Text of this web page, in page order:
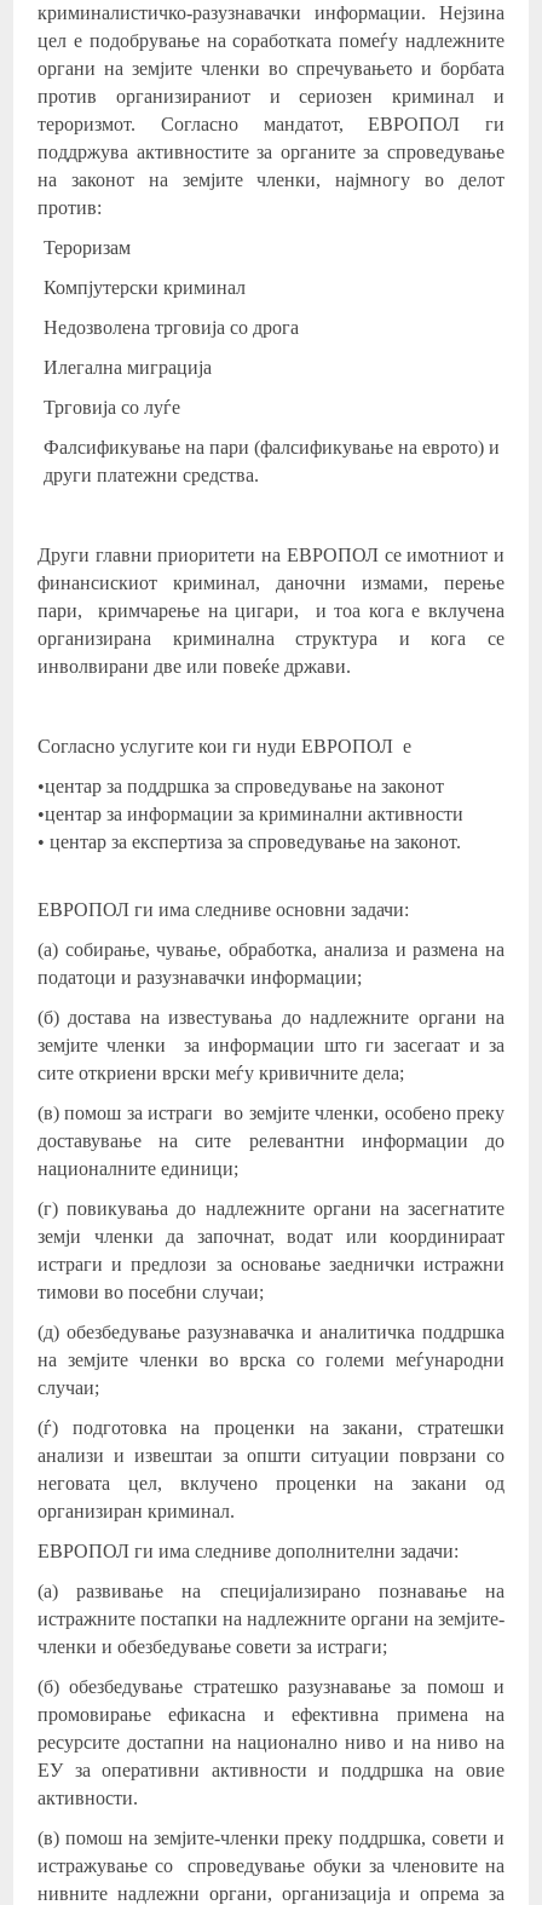
криминалистичко-разузнавачки информации. Нејзина
цел е подобрување на соработката помеѓу надлежните
органи на земјите членки во спречувањето и борбата
против организираниот и сериозен криминал и
тероризмот. Согласно мандатот, ЕВРОПОЛ ги
поддржува активностите за органите за спроведување
на законот на земјите членки, најмногу во делот
против:
Тероризам
Компјутерски криминал
Недозволена трговија со дрога
Илегална миграција
Трговија со луѓе
Фалсификување на пари (фалсификување на еврото) и
други платежни средства.
Други главни приоритети на ЕВРОПОЛ се имотниот и
финансискиот криминал, даночни измами, перење
пари, кримчарење на цигари, и тоа кога е вклучена
организирана криминална структура и кога се
инволвирани две или повеќе држави.
Согласно услугите кои ги нуди ЕВРОПОЛ е
•центар за поддршка за спроведување на законот
•центар за информации за криминални активности
• центар за експертиза за спроведување на законот.
ЕВРОПОЛ ги има следниве основни задачи:
(а) собирање, чување, обработка, анализа и размена на
податоци и разузнавачки информации;
(б) достава на известувања до надлежните органи на
земјите членки за информации што ги засегаат и за
сите откриени врски меѓу кривичните дела;
(в) помош за истраги во земјите членки, особено преку
доставување на сите релевантни информации до
националните единици;
(г) повикувања до надлежните органи на засегнатите
земји членки да започнат, водат или координираат
истраги и предлози за основање заеднички истражни
тимови во посебни случаи;
(д) обезбедување разузнавачка и аналитичка поддршка
на земјите членки во врска со големи меѓународни
случаи;
(ѓ) подготовка на проценки на закани, стратешки
анализи и извештаи за општи ситуации поврзани со
неговата цел, вклучено проценки на закани од
организиран криминал.
ЕВРОПОЛ ги има следниве дополнителни задачи:
(а) развивање на специјализирано познавање на
истражните постапки на надлежните органи на земјите-
членки и обезбедување совети за истраги;
(б) обезбедување стратешко разузнавање за помош и
промовирање ефикасна и ефективна примена на
ресурсите достапни на национално ниво и на ниво на
ЕУ за оперативни активности и поддршка на овие
активности.
(в) помош на земјите-членки преку поддршка, совети и
истражување со спроведување обуки за членовите на
нивните надлежни органи, организација и опрема за